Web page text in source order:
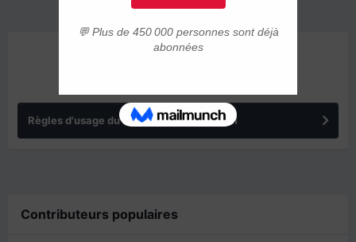
Règles d'usage du forum IMMIGRER.COM
Contributeurs populaires